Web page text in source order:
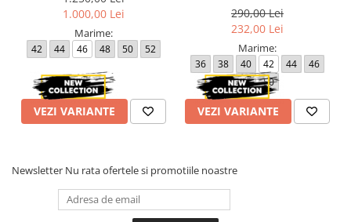
Atentie! Nuanta produsului poate diferi usor, in functie de
dispozitivul de pe care este vizualizat.
1.000,00 Lei
Marime:
42 44 46 48 50 52
VEZI VARIANTE
290,00 Lei
232,00 Lei
Marime:
36 38 40 42 44
46
48
50
VEZI VARIANTE
Newsletter Nu rata ofertele si promotiile noastre